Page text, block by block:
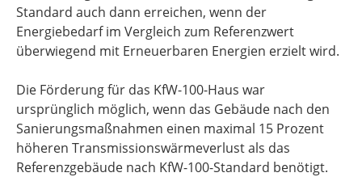
Standard auch dann erreichen, wenn der
Energiebedarf im Vergleich zum Referenzwert
überwiegend mit Erneuerbaren Energien erzielt wird.
Die Förderung für das KfW-100-Haus war
ursprünglich möglich, wenn das Gebäude nach den
Sanierungsmaßnahmen einen maximal 15 Prozent
höheren Transmissionswärmeverlust als das
Referenzgebäude nach KfW-100-Standard benötigt.